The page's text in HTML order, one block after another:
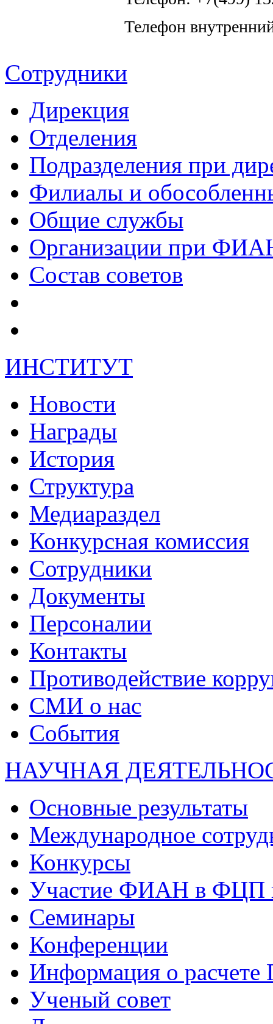
Телефон
Сотрудники
Дирекция
Отделения
Подразделения при
Филиалы и
Общие службы
Организации при
Состав советов
ИНСТИТУТ
Новости
Награды
История
Структура
Медиараздел
Конкурсная комиссия
Сотрудники
Документы
Персоналии
Контакты
Противодействие
СМИ о нас
События
НАУЧНАЯ
Основные результаты
Международное
Конкурсы
Участие ФИАН в ФЦП
Семинары
Конференции
Информация о
Ученый совет